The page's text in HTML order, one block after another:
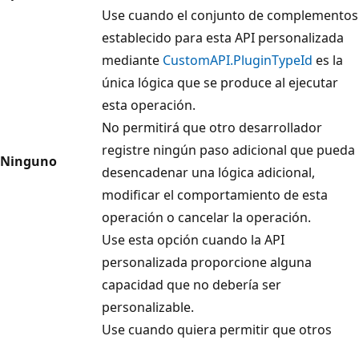
Ninguno
Use cuando el conjunto de complementos
establecido para esta API personalizada
mediante CustomAPI.PluginTypeId es la
única lógica que se produce al ejecutar
esta operación.
No permitirá que otro desarrollador
registre ningún paso adicional que pueda
desencadenar una lógica adicional,
modificar el comportamiento de esta
operación o cancelar la operación.
Use esta opción cuando la API
personalizada proporcione alguna
capacidad que no debería ser
personalizable.
Use cuando quiera permitir que otros